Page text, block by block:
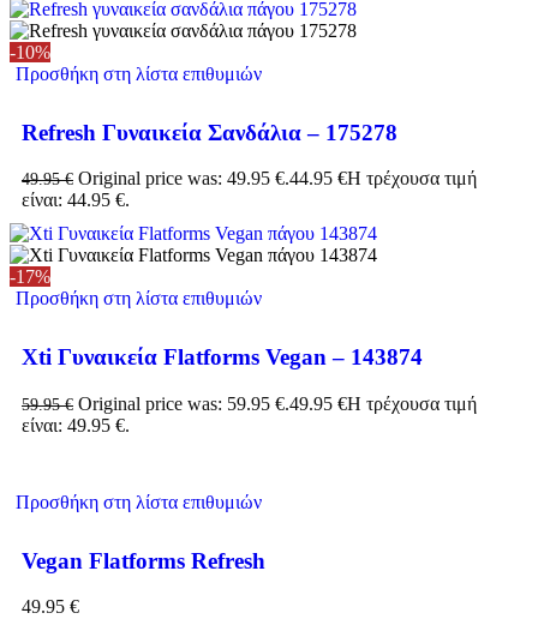
-10%
Προσθήκη στη λίστα επιθυμιών
Refresh Γυναικεία Σανδάλια – 175278
49.95€ Original price was: 49.95 €.44.95 €Η τρέχουσα τιμή
είναι: 44.95 €.
-17%
Προσθήκη στη λίστα επιθυμιών
Xti Γυναικεία Flatforms Vegan – 143874
59.95€ Original price was: 59.95 €.49.95 €Η τρέχουσα τιμή
είναι: 49.95 €.
Προσθήκη στη λίστα επιθυμιών
Vegan Flatforms Refresh
49.95 €